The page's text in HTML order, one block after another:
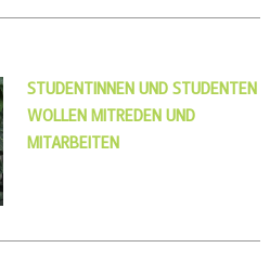
STUDENTINNEN UND STUDENTEN
WOLLEN MITREDEN UND
MITARBEITEN